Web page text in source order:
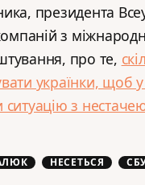
президента
з
про те,
українки, щоб
ситуацію з
НЕСЕТЬСЯ